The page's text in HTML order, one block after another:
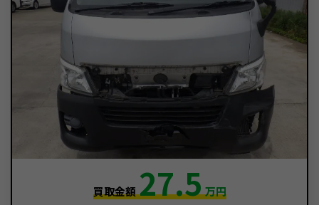
買取金額27.5万円